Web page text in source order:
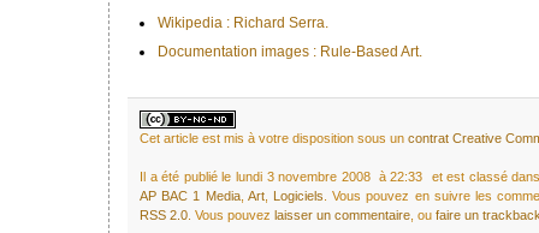
Wikipedia : Richard Serra.
Documentation images : Rule-Based Art.
Cet article est mis à votre disposition sous un contrat Creative
Il a été publié le lundi 3 novembre 2008 à 22:33 et est classé
AP BAC 1 Media, Art, Logiciels . Vous pouvez en suivre les
RSS 2.0 . Vous pouvez laisser un commentaire , ou faire un